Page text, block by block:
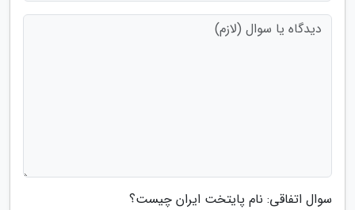
سوال اتفاقی: نام پایتخت ایران چیست؟